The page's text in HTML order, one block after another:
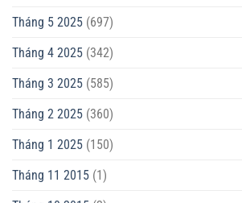
Tháng 5 2025 (697)
Tháng 4 2025 (342)
Tháng 3 2025 (585)
Tháng 2 2025 (360)
Tháng 1 2025 (150)
Tháng 11 2015 (1)